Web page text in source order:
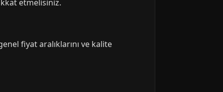
etmelisiniz.
fiyat aralıklarını ve kalite